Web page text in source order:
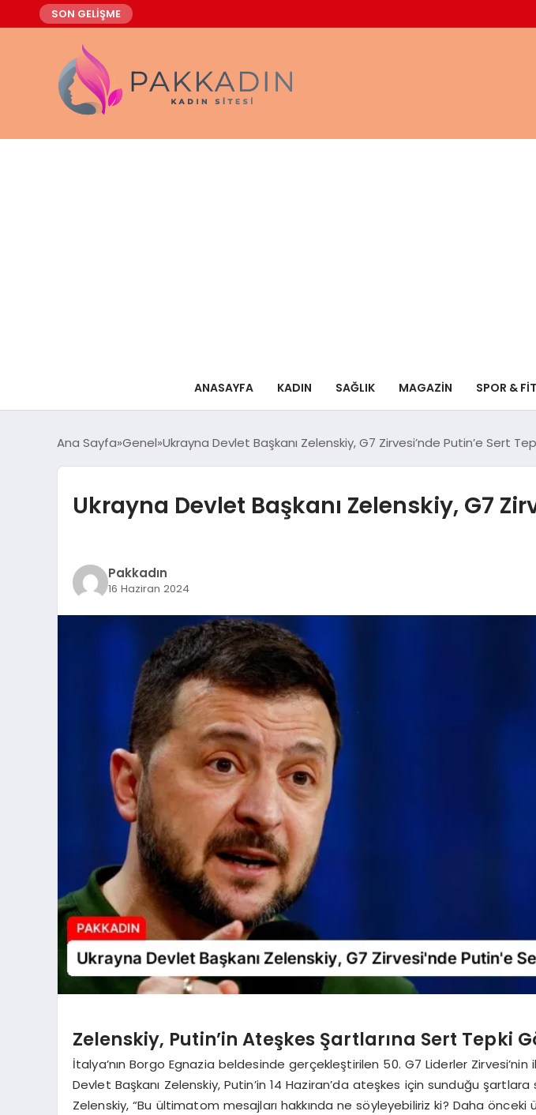
SON GELİŞME
ANASAYFA KADIN SAĞLIK MAGAZIN SPOR &
Ana Sayfa Genel Ukrayna Devlet Başkanı Zelenskiy, G7 Zirvesi’nde Putin’e Sert
Ukrayna Devlet Başkanı Zelenskiy, G7
Pakkadın
16 Haziran 2024
Zelenskiy, Putin’in Ateşkes Şartlarına Sert Tepki
İtalya’nın Borgo Egnazia beldesinde gerçekleştirilen 50. G7 Liderler
Devlet Başkanı Zelenskiy, Putin’in 14 Haziran’da ateşkes için sunduğu
Zelenskiy, “Bu ültimatom mesajları hakkında ne söyleyebiliriz ki? Daha